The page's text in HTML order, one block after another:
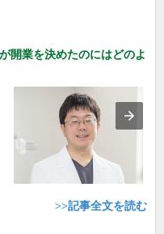
開業を決めたのにはどのよ
>>記事全文を読む